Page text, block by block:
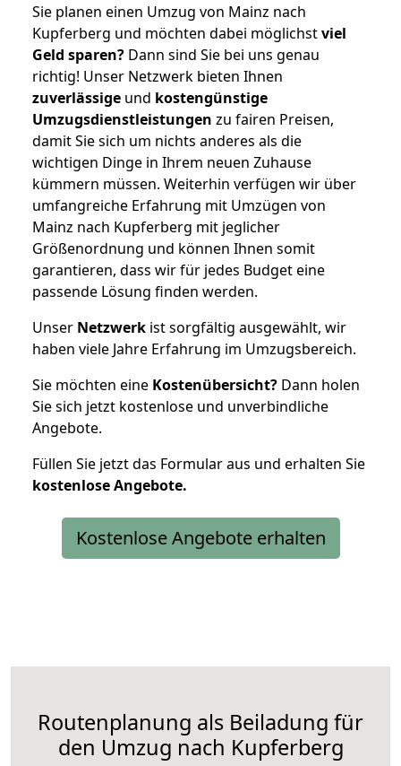
Sie planen einen Umzug von Mainz nach
Kupferberg und möchten dabei möglichstviel
Geld sparen? Dann sind Sie bei uns genau
richtig! Unser Netzwerk bieten Ihnen
zuverlässige und kostengünstige
Umzugsdienstleistungen zu fairen Preisen,
damit Sie sich um nichts anderes als die
wichtigen Dinge in Ihrem neuen Zuhause
kümmern müssen. Weiterhin verfügen wir über
umfangreiche Erfahrung mit Umzügen von
Mainz nach Kupferberg mit jeglicher
Größenordnung und können Ihnen somit
garantieren, dass wir für jedes Budget eine
passende Lösung finden werden.
Unser Netzwerk ist sorgfältig ausgewählt, wir
haben viele Jahre Erfahrung im Umzugsbereich.
Sie möchten eine Kostenübersicht? Dann holen
Sie sich jetzt kostenlose und unverbindliche
Angebote.
Füllen Sie jetzt das Formular aus und erhalten Sie
kostenloseAngebote.
Kostenlose Angebote erhalten
Routenplanung als Beiladung für
den Umzug nach Kupferberg